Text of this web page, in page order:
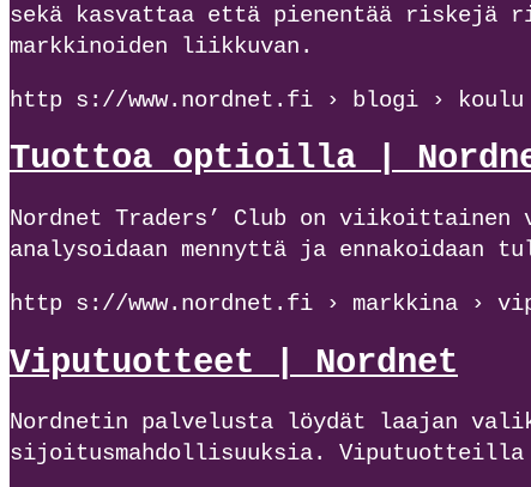
sekä kasvattaa että pienentää
markkinoiden liikkuvan.
http s://www.nordnet.fi › blogi ›
Tuottoa optioilla |
Nordnet Traders’ Club on viikoittainen
analysoidaan mennyttä ja ennakoidaan
http s://www.nordnet.fi › markkina ›
Viputuotteet | Nordnet
Nordnetin palvelusta löydät laajan
sijoitusmahdollisuuksia.